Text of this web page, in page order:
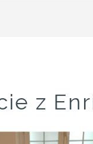
z